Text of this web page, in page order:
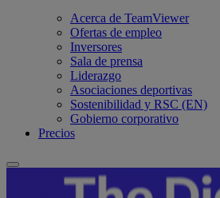
Acerca de TeamViewer
Ofertas de empleo
Inversores
Sala de prensa
Liderazgo
Asociaciones deportivas
Sostenibilidad y RSC (EN)
Gobierno corporativo
Precios